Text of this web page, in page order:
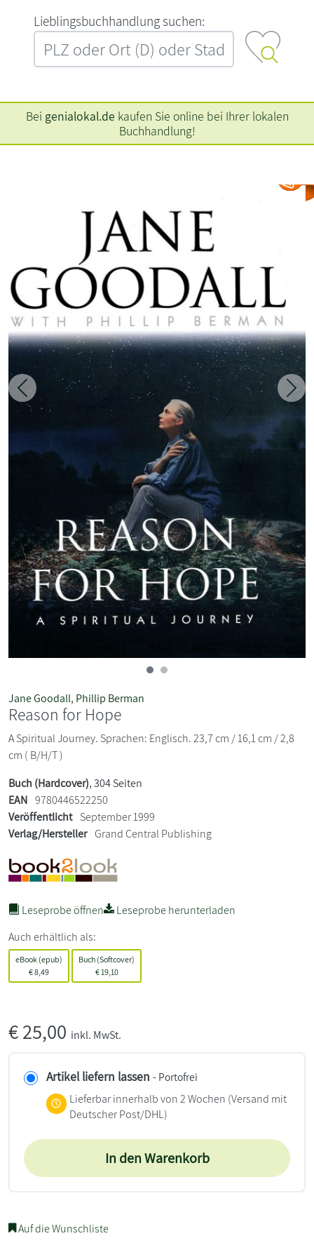
L‍i‍e‍b‍l‍i‍n‍g‍s‍b‍u‍c‍h‍h‍a‍n‍d‍l‍u‍n‍g‍ ‍s‍u‍c‍h‍e‍n‍:‍
Bei genialokal.de kaufen Sie online bei Ihrer lokalen
Buchhandlung!
Zurück
Jane Goodall, Phillip Berman
Reason for Hope
A Spiritual Journey. Sprachen: Englisch. 23,7 cm / 16,1 cm / 2,8
cm ( B/H/T )
Buch (Hardcover), 304 Seiten
EAN 9780446522250
Veröffentlicht September 1999
Verlag/Hersteller Grand Central Publishing
Leseprobe öffnen
Leseprobe herunterladen
Auch erhältlich als:
eBook (epub)
€8,49
Buch (Softcover)
€19,10
€25,00 inkl. MwSt.
Artikel liefern lassen - Portofrei
Lieferbar innerhalb von 2 Wochen (Versand mit
Deutscher Post/DHL)
In den Warenkorb
Auf die Wunschliste